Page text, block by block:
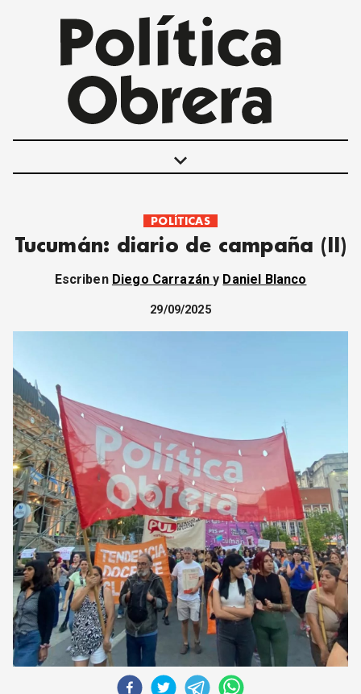
keyboard_arrow_down
POLÍTICAS
INTERNACIONALES
MUJER
ECONOMÍA
SOCIEDAD Y CULTURA
DECLARACIONES
OPINIÓN
ALTAMIRA RESPONDE
Política Obrera Revista
CONTACTO
POLÍTICAS
Tucumán: diario de campaña (II)
Escriben Diego Carrazány Daniel Blanco
29/09/2025